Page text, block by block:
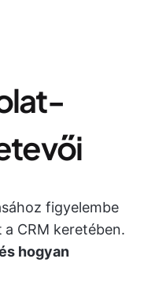
figyelembe
a CRM keretében.
hogyan